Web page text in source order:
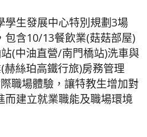
學生發展中心特別規劃3場
包含10/13餐飲業(菇菇部屋)
(中油直營/南門橋站)洗車與
絲珀高鐵行旅)房務管理
職場體驗，讓特教生增加對
建立就業職能及職場環境